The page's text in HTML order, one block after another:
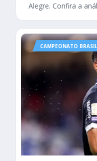
Alegre. Confira a
CAMPEONATO